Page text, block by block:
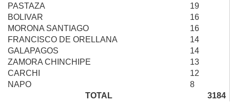
PASTAZA
19
BOLIVAR
16
MORONA SANTIAGO
16
FRANCISCO DE ORELLANA
14
GALAPAGOS
14
ZAMORA CHINCHIPE
13
CARCHI
12
NAPO
8
TOTAL
3184